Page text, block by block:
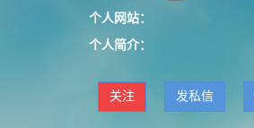
个人网站：
个人简介：
关注 发私信